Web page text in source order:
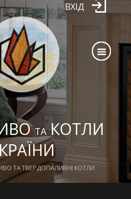
ТАКОТЛИ
ТА ТВЕРДОПАЛИВНІ КОТЛИ
ВХІД